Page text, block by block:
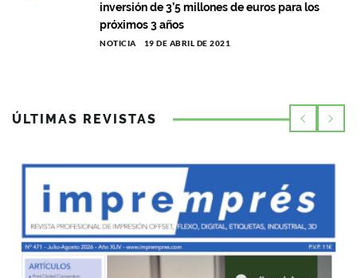
inversión de 3’5 millones de euros para los
próximos 3 años
NOTICIA 19 DE ABRIL DE 2021
ÚLTIMAS REVISTAS